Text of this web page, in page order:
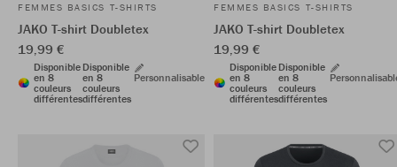
FEMMES BASICS T-SHIRTS
JAKO T-shirt Doubletex
19,99 €
Disponible
en 8
couleurs
différentes
Disponible
en 8
couleurs
différentes
Personnalisable
FEMMES BASICS T-SHIRTS
JAKO T-shirt Doubletex
19,99 €
Disponible
en 8
couleurs
différentes
Disponible
en 8
couleurs
différentes